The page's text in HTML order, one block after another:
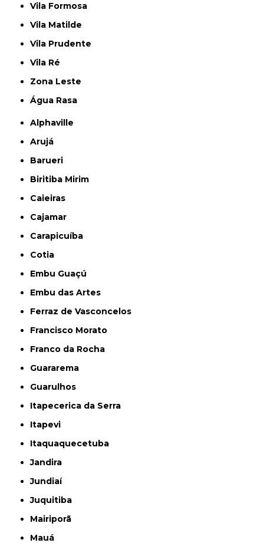
Vila Formosa
Vila Matilde
Vila Prudente
Vila Ré
Zona Leste
Água Rasa
Alphaville
Arujá
Barueri
Biritiba Mirim
Caieiras
Cajamar
Carapicuíba
Cotia
Embu Guaçú
Embu das Artes
Ferraz de Vasconcelos
Francisco Morato
Franco da Rocha
Guararema
Guarulhos
Itapecerica da Serra
Itapevi
Itaquaquecetuba
Jandira
Jundiaí
Juquitiba
Mairiporã
Mauá